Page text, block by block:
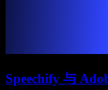
Speechify 与